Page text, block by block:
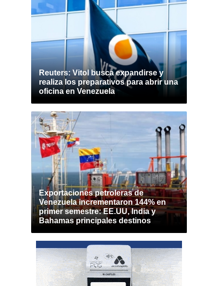
Reuters: Vitol busca expandirse y
realiza los preparativos para abrir una
oficina en Venezuela
Exportaciones petroleras de
Venezuela incrementaron 144% en
primer semestre: EE.UU, India y
Bahamas principales destinos